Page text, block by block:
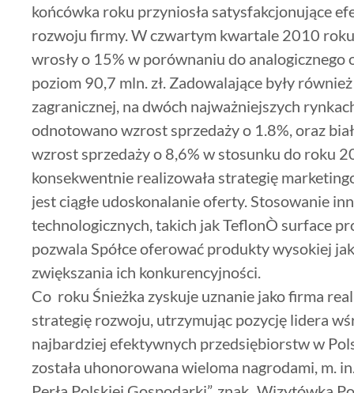
końcówka roku przyniosła satysfakcjonujące
rozwoju firmy. W czwartym kwartale 2010
wrosły o 15% w porównaniu do analogicznego
poziom 90,7 mln. zł. Zadowalające były
zagranicznej, na dwóch najważniejszych
odnotowano wzrost sprzedaży o 1.8%, oraz
wzrost sprzedaży o 8,6% w stosunku do roku
konsekwentnie realizowała strategię
jest ciągłe udoskonalanie oferty. Stosowanie
technologicznych, takich jak TeflonÒ surface
pozwala Spółce oferować produkty wysokiej
zwiększania ich konkurencyjności.
Co roku Śnieżka zyskuje uznanie jako firma
strategię rozwoju, utrzymując pozycję lidera
najbardziej efektywnych przedsiębiorstw w
została uhonorowana wieloma nagrodami, m.